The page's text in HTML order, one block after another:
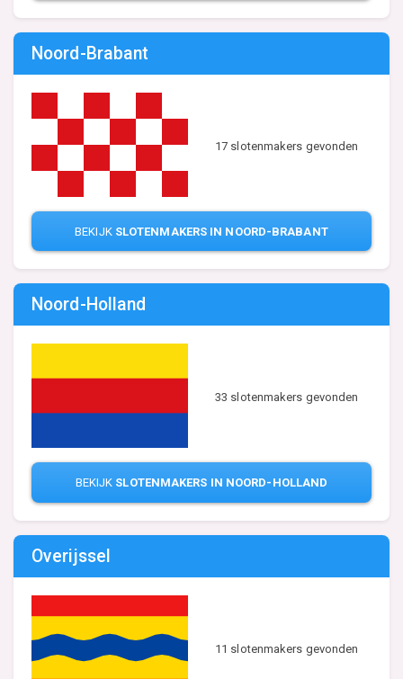
Noord-Brabant
17 slotenmakers gevonden
BEKIJK SLOTENMAKERS IN NOORD-BRABANT
Noord-Holland
33 slotenmakers gevonden
BEKIJK SLOTENMAKERS IN NOORD-HOLLAND
Overijssel
11 slotenmakers gevonden